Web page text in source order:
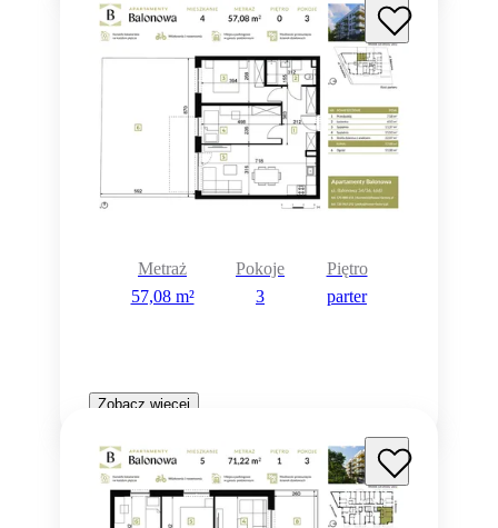
Metraż
57,08 m²
Pokoje
3
Piętro
parter
Zobacz więcej